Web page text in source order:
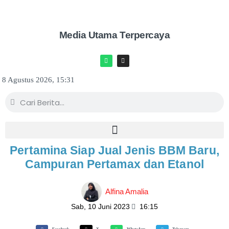
Media Utama Terpercaya
8 Agustus 2026, 15:31
Pertamina Siap Jual Jenis BBM Baru,
Campuran Pertamax dan Etanol
Alfina Amalia
Sab, 10 Juni 2023 16:15